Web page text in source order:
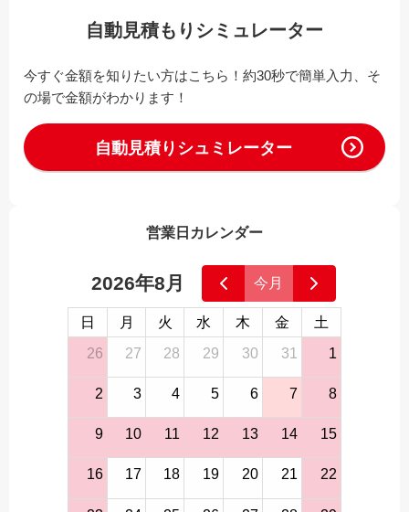
自動見積もりシミュレーター
今すぐ金額を知りたい方はこちら！約30秒で簡単入力、そ
の場で金額がわかります！
自動見積りシュミレーター
営業日カレンダー
2026年8月 今月
日 月 火 水 木 金
土
26
27 28 29 30 31 1
2 3 4 5 6 7 8
9 10 11 12 13 14 15
16 17 18 19 20 21 22